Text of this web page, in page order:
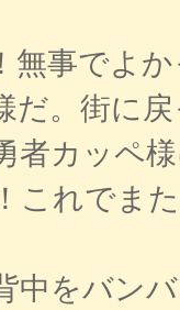
無事でよ
だ。街に
者カッペ
これでま
中をバン